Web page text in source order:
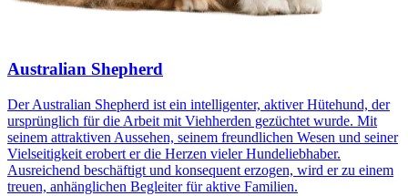
Australian Shepherd
Der Australian Shepherd ist ein intelligenter, aktiver Hütehund, der
ursprünglich für die Arbeit mit Viehherden gezüchtet wurde. Mit
seinem attraktiven Aussehen, seinem freundlichen Wesen und seiner
Vielseitigkeit erobert er die Herzen vieler Hundeliebhaber.
Ausreichend beschäftigt und konsequent erzogen, wird er zu einem
treuen, anhänglichen Begleiter für aktive Familien.